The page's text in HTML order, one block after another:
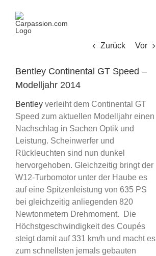
content
Zurück
Vor
Bentley Continental GT Speed –
Modelljahr 2014
Bentley verleiht dem Continental GT
Speed zum aktuellen Modelljahr einen
Nachschlag in Sachen Optik und
Leistung. Scheinwerfer und
Rückleuchten sind nun dunkel
hervorgehoben. Gleichzeitig bringt der
W12-Turbomotor unter der Haube es
auf eine Spitzenleistung von 635 PS
bei gleichzeitig anliegenden 820
Newtonmetern Drehmoment. Die
Höchstgeschwindigkeit des Coupés
steigt damit auf 331 km/h und macht es
zum schnellsten jemals gebauten